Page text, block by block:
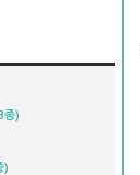
종)
)